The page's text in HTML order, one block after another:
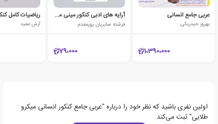
عربی جامع انسانی
بهروز حیدربکی
1،390،000
آرایه های ادبی کنکور مینی میکرو طلایی
فرشته صابریان پورمقدم
79،000
آرش عمید
اولین نفری باشید که نظر خود را درباره "عربی جامع کنکور انسانی میکرو
طلایی" ثبت می‌کند